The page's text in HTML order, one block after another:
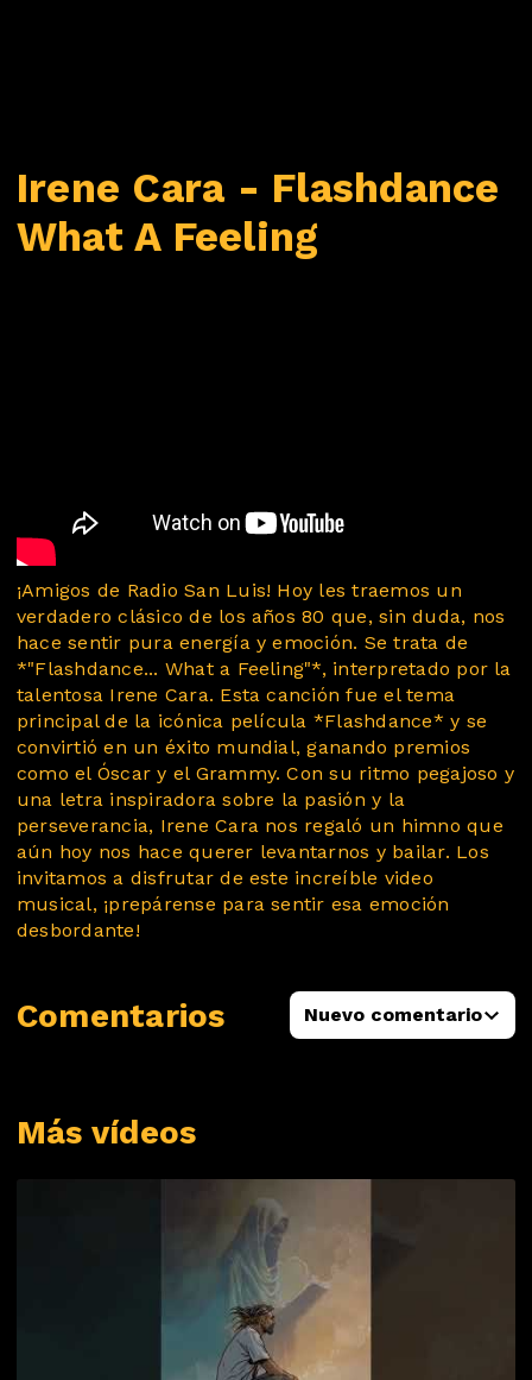
Irene Cara - Flashdance
What A Feeling
Más vídeos
¡Amigos de Radio San Luis! Hoy les traemos un
verdadero clásico de los años 80 que, sin duda, nos
hace sentir pura energía y emoción. Se trata de
*"Flashdance... What a Feeling"*, interpretado por la
talentosa Irene Cara. Esta canción fue el tema
principal de la icónica película *Flashdance* y se
convirtió en un éxito mundial, ganando premios
como el Óscar y el Grammy. Con su ritmo pegajoso y
una letra inspiradora sobre la pasión y la
perseverancia, Irene Cara nos regaló un himno que
aún hoy nos hace querer levantarnos y bailar. Los
invitamos a disfrutar de este increíble video
musical, ¡prepárense para sentir esa emoción
desbordante!
Comentarios Nuevo comentario